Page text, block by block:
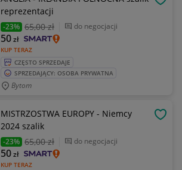
reprezentacji
-23% 65,00 zł do negocjacji
KUP TERAZ
50zł
CZĘSTO SPRZEDAJE
SPRZEDAJĄCY: OSOBA PRYWATNA
Bytom
MISTRZOSTWA EUROPY - Niemcy
2024 szalik
-23% 65,00 zł do negocjacji
KUP TERAZ
50zł